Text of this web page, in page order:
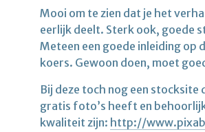
Mooi om te zien dat je het
eerlijk deelt. Sterk ook, goede
Meteen een goede inleiding op
koers. Gewoon doen, moet
Bij deze toch nog een stocksite
gratis foto’s heeft en
kwaliteit zijn: http://